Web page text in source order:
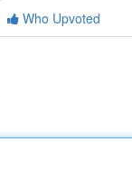
Who Upvoted